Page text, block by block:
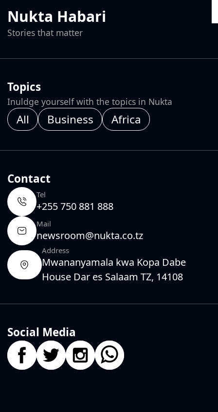
Nukta Habari
Stories that matter
Topics
Inuldge yourself with the topics in Nukta
All Business Africa
Contact
Tel
+255 750 881 888
Mail
newsroom@nukta.co.tz
Address
Mwananyamala kwa Kopa Dabe
House Dar es Salaam TZ, 14108
Social Media